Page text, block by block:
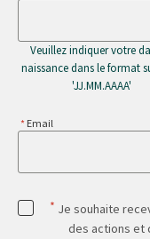
Veuillez indiquer votre
naissance dans le format
'JJ.MM.AAAA'
Email
* Je souhaite
des actions et